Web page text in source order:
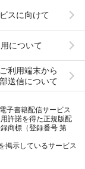
スに向けて
について
利用端末から
送信について
子書籍配信サービス
許諾を得た正規版配
商標（登録番号 第
掲示しているサービス